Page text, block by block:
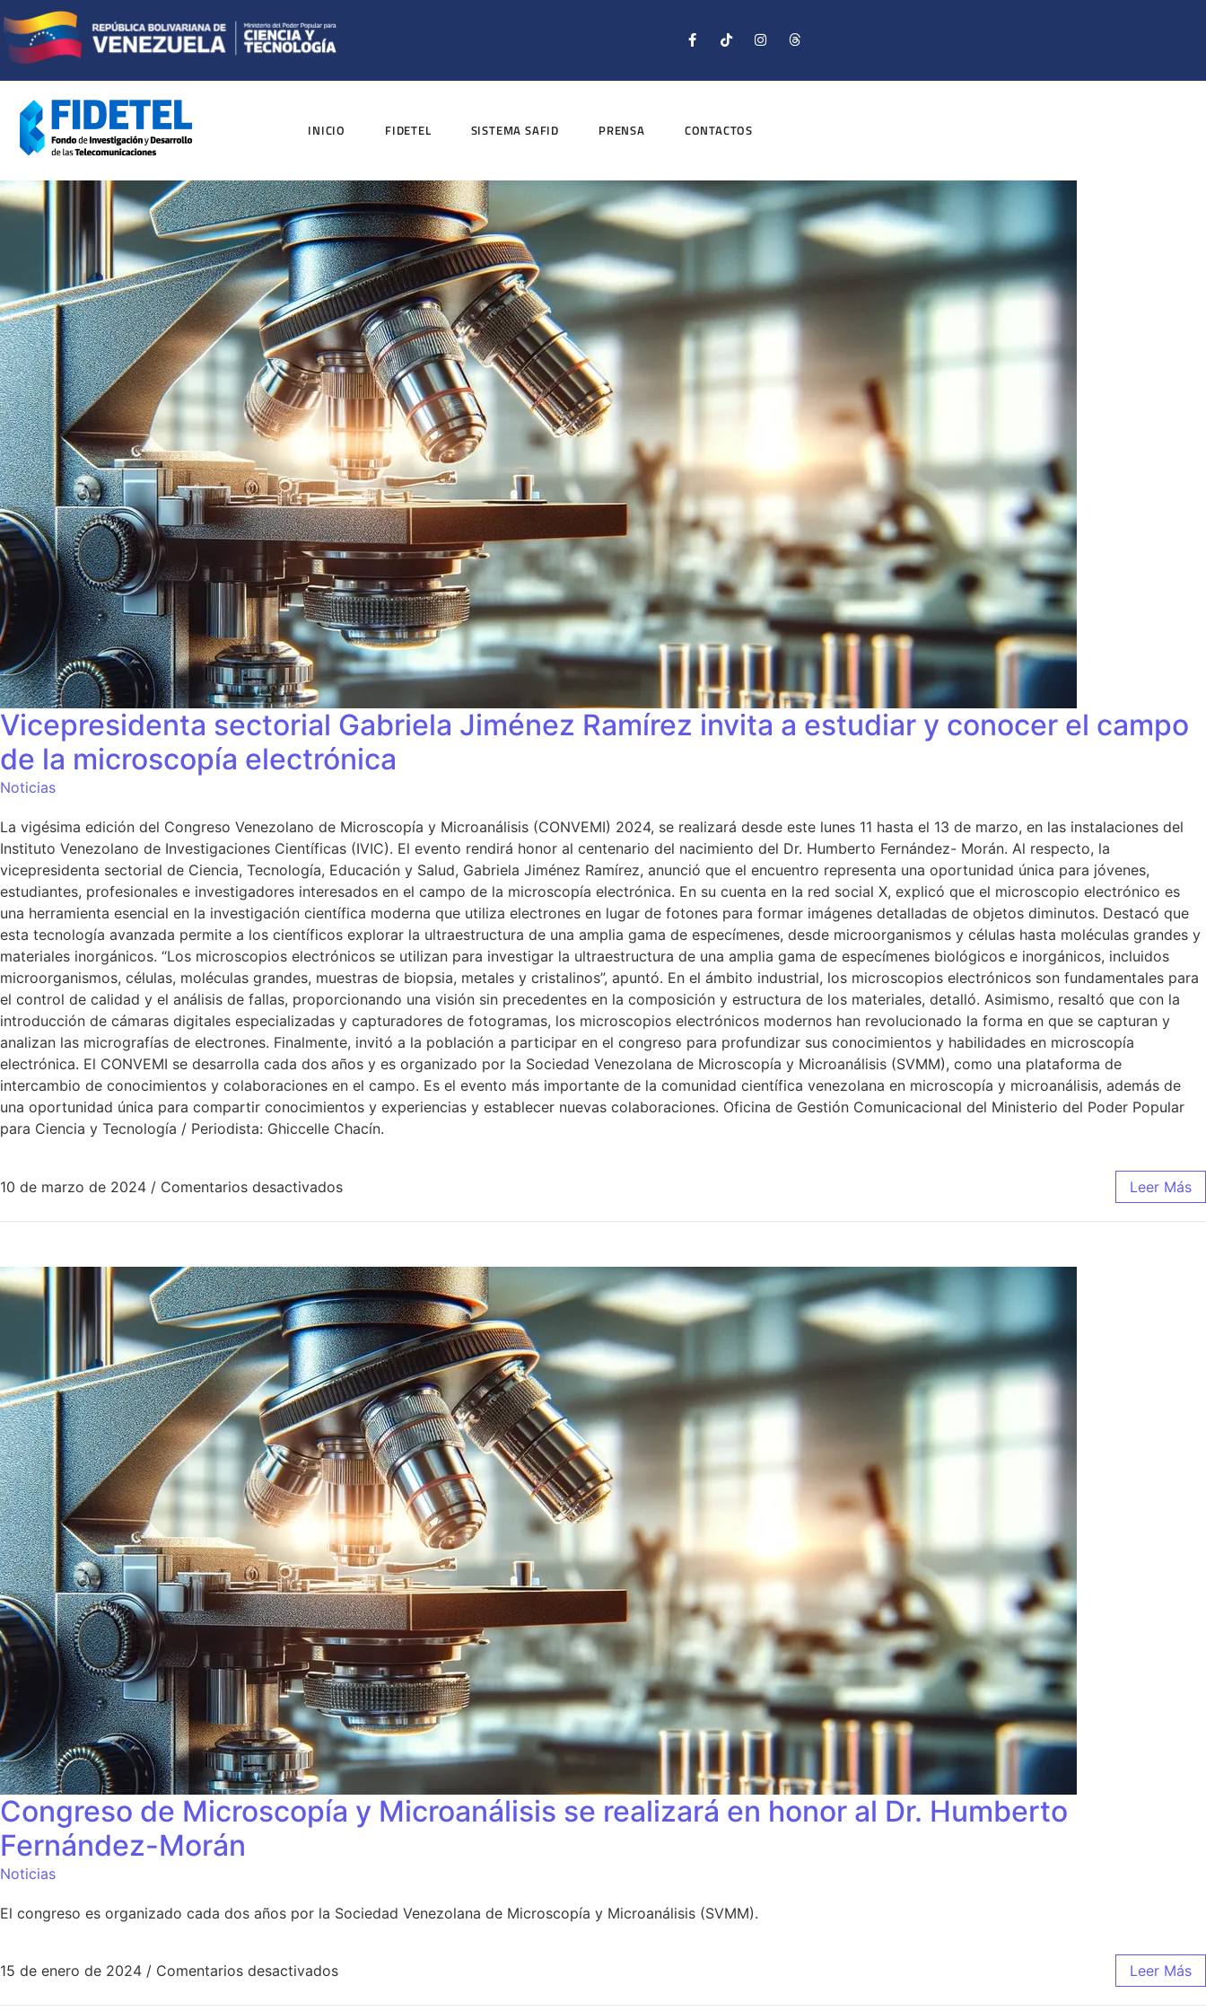
INICIO FIDETEL SISTEMA SAFID PRENSA CONTACTOS
Vicepresidenta sectorial Gabriela Jiménez Ramírez invita a estudiar y conocer el campo
de la microscopía electrónica
Noticias
La vigésima edición del Congreso Venezolano de Microscopía y Microanálisis (CONVEMI) 2024, se realizará desde este lunes 11 hasta el 13 de marzo, en las instalaciones del
Instituto Venezolano de Investigaciones Científicas (IVIC). El evento rendirá honor al centenario del nacimiento del Dr. Humberto Fernández- Morán. Al respecto, la
vicepresidenta sectorial de Ciencia, Tecnología, Educación y Salud, Gabriela Jiménez Ramírez, anunció que el encuentro representa una oportunidad única para jóvenes,
estudiantes, profesionales e investigadores interesados en el campo de la microscopía electrónica. En su cuenta en la red social X, explicó que el microscopio electrónico es
una herramienta esencial en la investigación científica moderna que utiliza electrones en lugar de fotones para formar imágenes detalladas de objetos diminutos. Destacó que
esta tecnología avanzada permite a los científicos explorar la ultraestructura de una amplia gama de especímenes, desde microorganismos y células hasta moléculas grandes y
materiales inorgánicos. “Los microscopios electrónicos se utilizan para investigar la ultraestructura de una amplia gama de especímenes biológicos e inorgánicos, incluidos
microorganismos, células, moléculas grandes, muestras de biopsia, metales y cristalinos”, apuntó. En el ámbito industrial, los microscopios electrónicos son fundamentales para
el control de calidad y el análisis de fallas, proporcionando una visión sin precedentes en la composición y estructura de los materiales, detalló. Asimismo, resaltó que con la
introducción de cámaras digitales especializadas y capturadores de fotogramas, los microscopios electrónicos modernos han revolucionado la forma en que se capturan y
analizan las micrografías de electrones. Finalmente, invitó a la población a participar en el congreso para profundizar sus conocimientos y habilidades en microscopía
electrónica. El CONVEMI se desarrolla cada dos años y es organizado por la Sociedad Venezolana de Microscopía y Microanálisis (SVMM), como una plataforma de
intercambio de conocimientos y colaboraciones en el campo. Es el evento más importante de la comunidad científica venezolana en microscopía y microanálisis, además de
una oportunidad única para compartir conocimientos y experiencias y establecer nuevas colaboraciones. Oficina de Gestión Comunicacional del Ministerio del Poder Popular
para Ciencia y Tecnología / Periodista: Ghiccelle Chacín.
10 de marzo de 2024 / Comentarios desactivados Leer Más
Congreso de Microscopía y Microanálisis se realizará en honor al Dr. Humberto
Fernández-Morán
Noticias
El congreso es organizado cada dos años por la Sociedad Venezolana de Microscopía y Microanálisis (SVMM).
15 de enero de 2024 / Comentarios desactivados Leer Más